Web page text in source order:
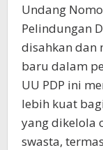
Undang
Pelindungan
disahkan dan
baru dalam
UU PDP ini
lebih kuat
yang dikelola
swasta,